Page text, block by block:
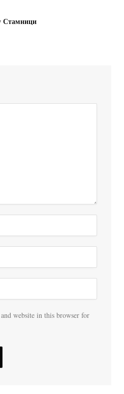
Стамници
website in this browser for